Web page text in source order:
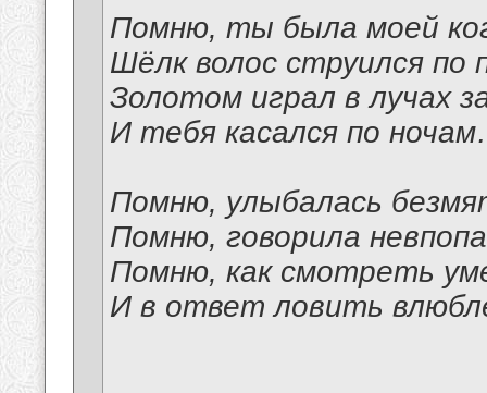
Помню, ты была моей
Шёлк волос струился по
Золотом играл в лучах
И тебя касался по
Помню, улыбалась
Помню, говорила
Помню, как смотреть
И в ответ ловить